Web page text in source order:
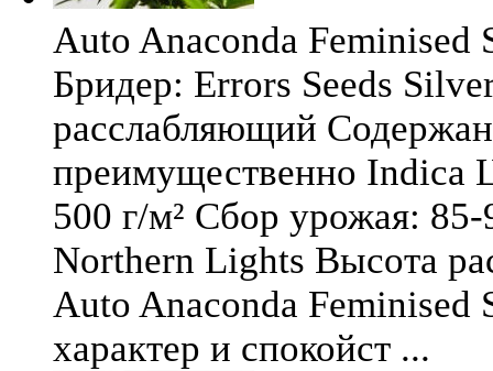
Auto Anaconda Feminised
Бридер: Errors Seeds
расслабляющий
преимущественно Indica
500 г/м² Сбор урожая:
Northern Lights Высота
Auto Anaconda
характер и спокойст ...